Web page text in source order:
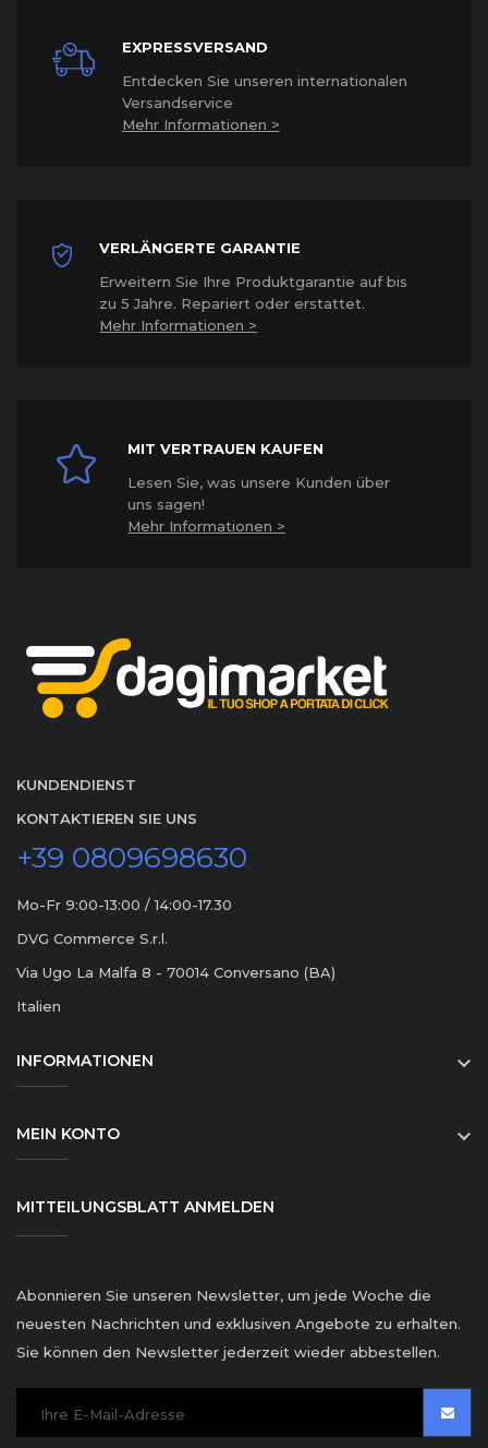
EXPRESSVERSAND
Entdecken Sie unseren internationalen
Versandservice
Mehr Informationen >
VERLÄNGERTE GARANTIE
Erweitern Sie Ihre Produktgarantie auf bis
zu 5 Jahre. Repariert oder erstattet.
Mehr Informationen >
MIT VERTRAUEN KAUFEN
Lesen Sie, was unsere Kunden über
uns sagen!
Mehr Informationen >
KUNDENDIENST
KONTAKTIEREN SIE UNS
+39 0809698630
Mo-Fr 9:00-13:00 / 14:00-17.30
DVG Commerce S.r.l.
Via Ugo La Malfa 8 - 70014 Conversano (BA)
Italien
INFORMATIONEN 
MEIN KONTO 
MITTEILUNGSBLATT ANMELDEN
Abonnieren Sie unseren Newsletter, um jede Woche die
neuesten Nachrichten und exklusiven Angebote zu erhalten.
Sie können den Newsletter jederzeit wieder abbestellen.